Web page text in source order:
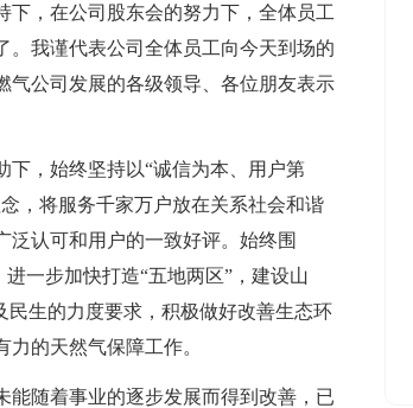
，在公司股东会的努力下，全体员工
。我谨代表公司全体员工向今天到场的
气公司发展的各级领导、各位朋友表示
下，始终坚持以“诚信为本、用户第
，将服务千家万户放在关系社会和谐
泛认可和用户的一致好评。始终围
一步加快打造“五地两区”，建设山
民生的力度要求，积极做好改善生态环
的天然气保障工作。
能随着事业的逐步发展而得到改善，已